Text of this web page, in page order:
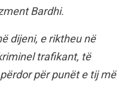
Bardhi.
dijeni, e riktheu në
trafikant, të
për punët e tij më